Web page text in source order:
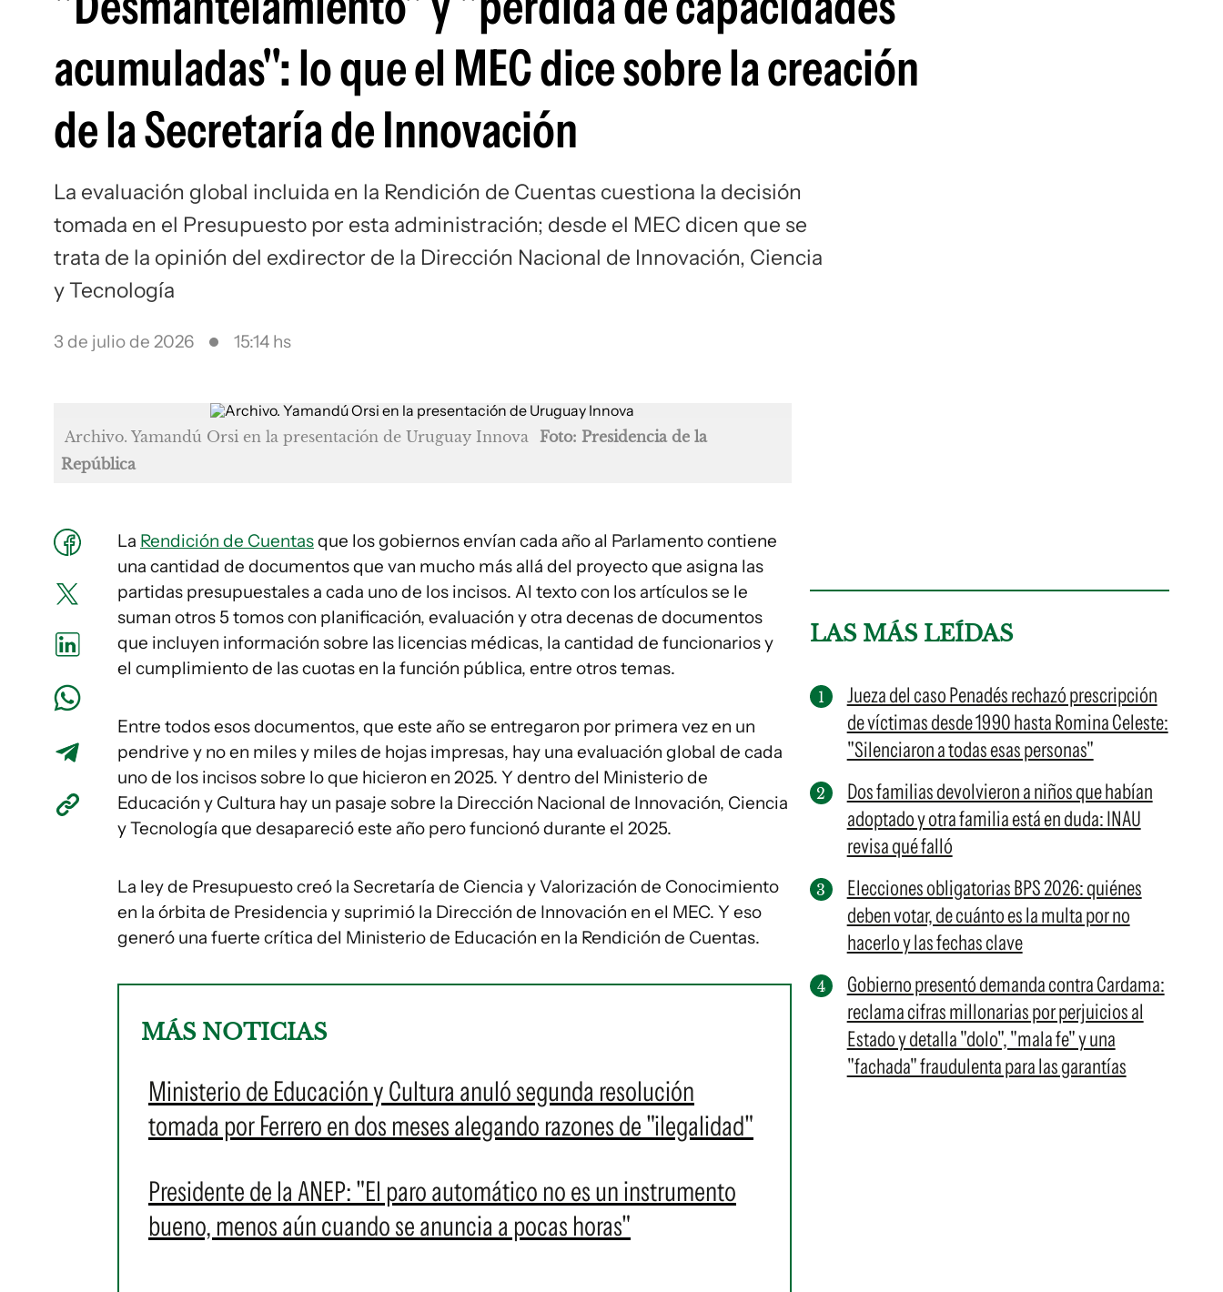
acumuladas": lo que el MEC dice sobre la creación
de la Secretaría de Innovación
La evaluación global incluida en la Rendición de Cuentas cuestiona la decisión
tomada en el Presupuesto por esta administración; desde el MEC dicen que se
trata de la opinión del exdirector de la Dirección Nacional de Innovación, Ciencia
y Tecnología
3 de julio de 2026 15:14 hs
Archivo. Yamandú Orsi en la presentación de Uruguay Innova Foto: Presidencia de la
República
La Rendición de Cuentasque los gobiernos envían cada año al Parlamento contiene
una cantidad de documentos que van mucho más allá del proyecto que asigna las
partidas presupuestales a cada uno de los incisos. Al texto con los artículos se le
suman otros 5 tomos con planificación, evaluación y otra decenas de documentos
que incluyen información sobre las licencias médicas, la cantidad de funcionarios y
el cumplimiento de las cuotas en la función pública, entre otros temas.
Entre todos esos documentos, que este año se entregaron por primera vez en un
pendrive y no en miles y miles de hojas impresas, hay una evaluación global de cada
uno de los incisos sobre lo que hicieron en 2025. Y dentro del Ministerio de
Educación y Cultura hay un pasaje sobre la Dirección Nacional de Innovación, Ciencia
y Tecnología que desapareció este año pero funcionó durante el 2025.
La ley de Presupuesto creó la Secretaría de Ciencia y Valorización de Conocimiento
en la órbita de Presidencia y suprimió la Dirección de Innovación en el MEC. Y eso
generó una fuerte crítica del Ministerio de Educación en la Rendición de Cuentas.
MÁS NOTICIAS
Ministerio de Educación y Cultura anuló segunda resolución
tomada por Ferrero en dos meses alegando razones de "ilegalidad"
Presidente de la ANEP: "El paro automático no es un instrumento
bueno, menos aún cuando se anuncia a pocas horas"
LAS MÁS LEÍDAS
Jueza del caso Penadés rechazó prescripción
de víctimas desde 1990 hasta Romina Celeste:
"Silenciaron a todas esas personas"
Dos familias devolvieron a niños que habían
adoptado y otra familia está en duda: INAU
revisa qué falló
Elecciones obligatorias BPS 2026: quiénes
deben votar, de cuánto es la multa por no
hacerlo y las fechas clave
Gobierno presentó demanda contra Cardama:
reclama cifras millonarias por perjuicios al
Estado y detalla "dolo", "mala fe" y una
"fachada" fraudulenta para las garantías